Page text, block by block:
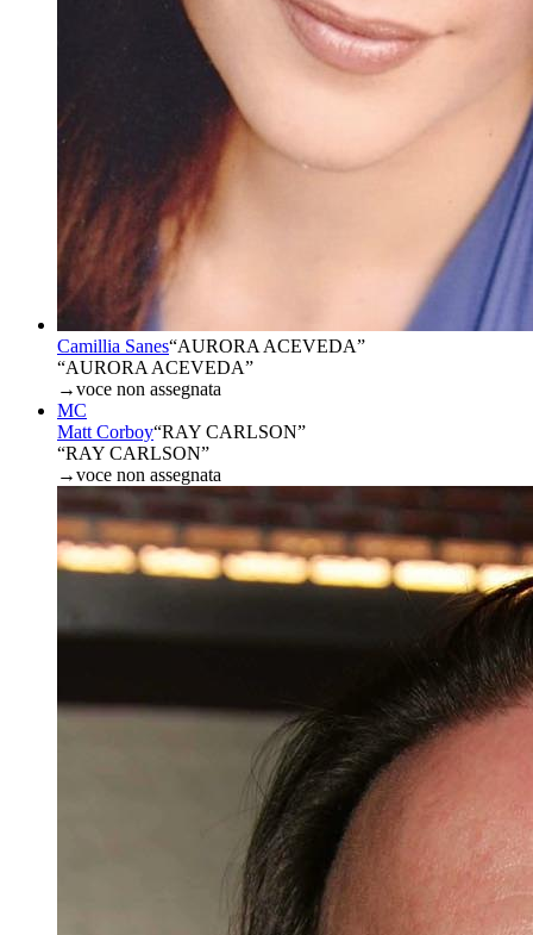
Camillia Sanes“AURORA ACEVEDA”
“AURORA ACEVEDA”
→voce non assegnata
MC
Matt Corboy“RAY CARLSON”
“RAY CARLSON”
→voce non assegnata